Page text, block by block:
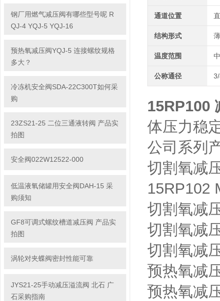
钢厂用燃气减压阀有哪些型号呢 R
QJ-4 YQJ-5 YQJ-16
预热氧减压阀YQJ-5 连接螺纹规格
多大？
冷冻机安全阀SDA-22C300T如何采
购
23ZS21-25 二位三通液转阀 产品实
拍图
安全阀022W12522-000
低温液氧储罐用安全阀DAH-15 采
购须知
GF8可调式螺纹槽道减压阀 产品实
拍图
涡轮对夹蝶阀密封性能可靠
JYS21-25手动减压溢流阀 北石 广
石采购指南
通道位置
结构形式
温度范围
公称通径
15RP100
体压力稳
公司系列
切割氧减
15RP102
切割氧减
切割氧减
切割氧减
预热氧减
预热氧减